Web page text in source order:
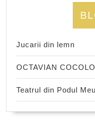
Jucarii din lemn
OCTAVIAN
Teatrul din Podul Meu